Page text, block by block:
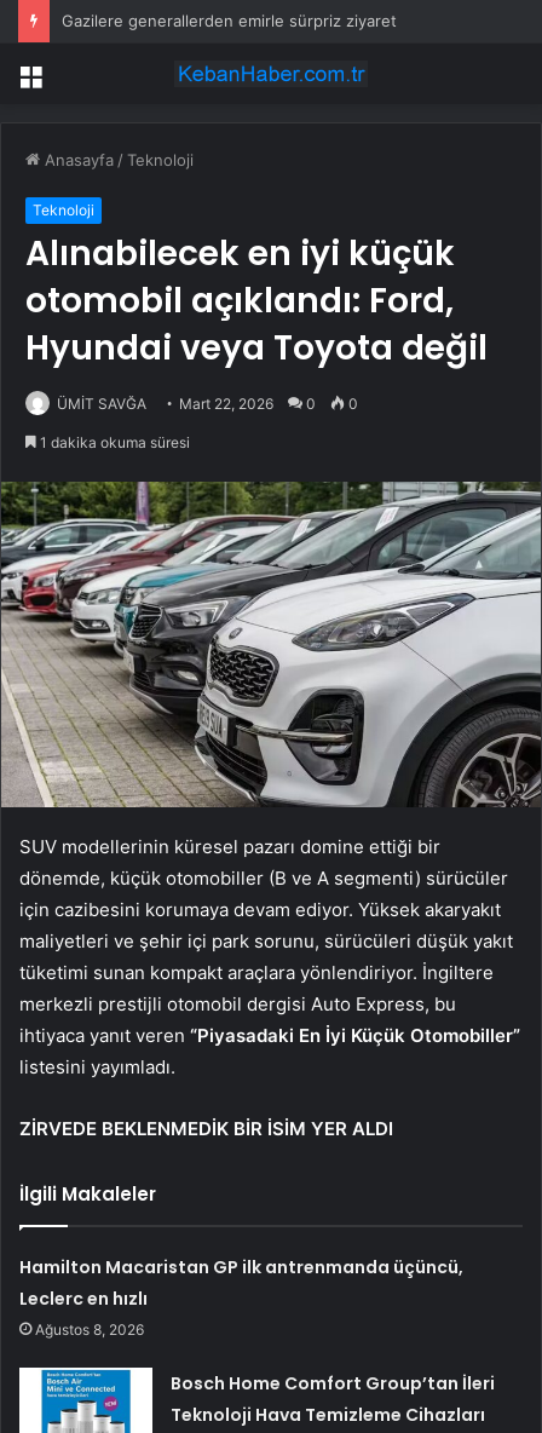
Gazilere generallerden emirle sürpriz ziyaret
Menü
Anasayfa /Teknoloji
Teknoloji
Alınabilecek en iyi küçük
otomobil açıklandı: Ford,
Hyundai veya Toyota değil
ÜMİT SAVĞA Mart 22, 2026 0 0
1 dakika okuma süresi
SUV modellerinin küresel pazarı domine ettiği bir
dönemde, küçük otomobiller (B ve A segmenti) sürücüler
için cazibesini korumaya devam ediyor. Yüksek akaryakıt
maliyetleri ve şehir içi park sorunu, sürücüleri düşük yakıt
tüketimi sunan kompakt araçlara yönlendiriyor. İngiltere
merkezli prestijli otomobil dergisi Auto Express, bu
ihtiyaca yanıt veren “Piyasadaki En İyi Küçük Otomobiller”
listesini yayımladı.
ZİRVEDE BEKLENMEDİK BİR İSİM YER ALDI
İlgili Makaleler
Hamilton Macaristan GP ilk antrenmanda üçüncü,
Leclerc en hızlı
Ağustos 8, 2026
Bosch Home Comfort Group’tan İleri
Teknoloji Hava Temizleme Cihazları